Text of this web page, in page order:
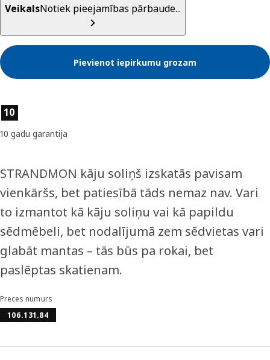
VeikalsNotiek pieejamības pārbaude...
Pievienot iepirkumu grozam
Preces īpašības
10
10 gadu garantija
STRANDMON kāju soliņš izskatās pavisam
vienkāršs, bet patiesībā tāds nemaz nav. Vari
to izmantot kā kāju soliņu vai kā papildu
sēdmēbeli, bet nodalījumā zem sēdvietas vari
glabāt mantas – tās būs pa rokai, bet
paslēptas skatienam.
Preces numurs
106.131.84